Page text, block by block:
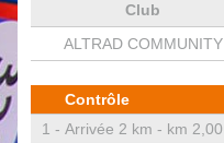
Club
ALTRAD COMMUNITY
Contrôle
1 - Arrivée 2 km - km 2,00